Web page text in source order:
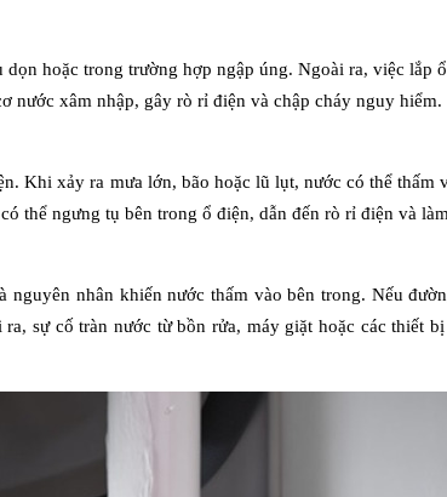
hoặc trong trường hợp ngập úng. Ngoài ra, việc lắp
nước xâm nhập, gây rò rỉ điện và chập cháy nguy hiểm.
Khi xảy ra mưa lớn, bão hoặc lũ lụt, nước có thể
thể ngưng tụ bên trong ổ điện, dẫn đến rò rỉ điện và
nhân khiến nước thấm vào bên trong. Nếu
sự cố tràn nước từ bồn rửa, máy giặt hoặc các thiết